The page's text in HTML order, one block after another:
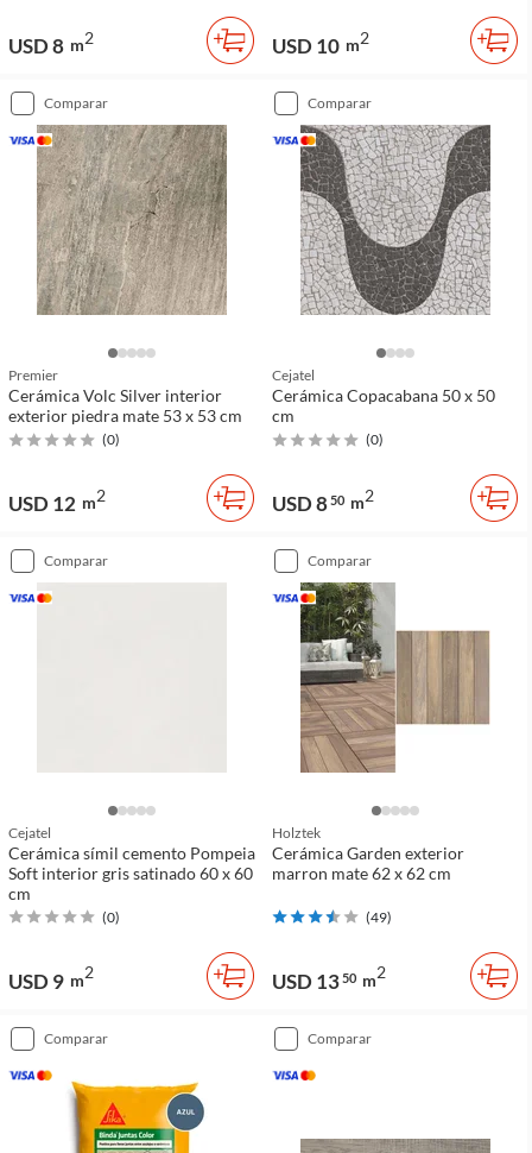
USD 8 m2 USD 10 m2
comparar
Premier
Cerámica Volc Silver interior
exterior piedra mate 53 x 53 cm
(0)
USD 12 m2
comparar
Cejatel
Cerámica Copacabana 50 x 50
cm
(0)
USD 850 m2
comparar
Cejatel
Cerámica símil cemento Pompeia
Soft interior gris satinado 60 x 60
cm
(0)
USD 9 m2
comparar
Holztek
Cerámica Garden exterior
marron mate 62 x 62 cm
(49)
USD 13 50 m2
comparar comparar